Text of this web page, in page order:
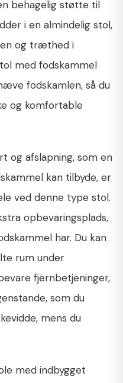
behagelig støtte til
i en almindelig stol,
og træthed i
med fodskammel
fodskamlen, så du
og komfortable
og afslapning, som en
kan tilbyde, er
ved denne type stol.
opbevaringsplads,
har. Du kan
rum under
fjernbetjeninger,
som du
mens du
med indbygget